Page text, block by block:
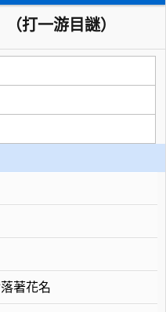
打一游目謎）
著花名